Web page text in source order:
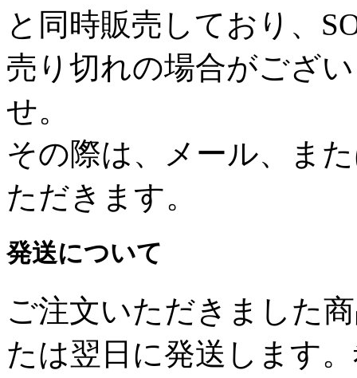
と同時販売しており、
売り切れの場合がござ
せ。
その際は、メール、ま
ただきます。
発送について
ご注文いただきました
たは翌日に発送します